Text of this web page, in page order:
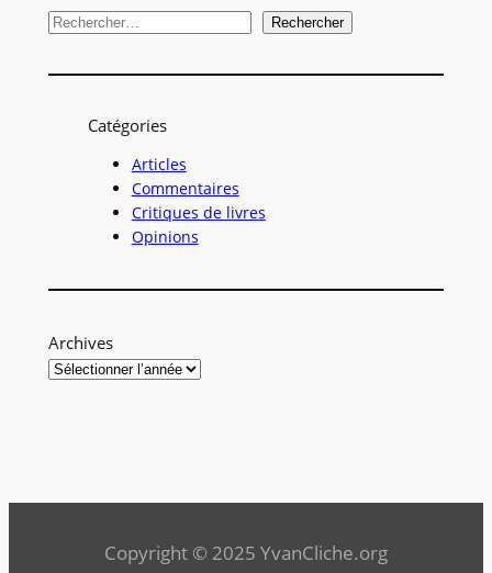
R
c
Rechercher
Catégories
Articles
Commentaires
Critiques de livres
Opinions
Archives
Copyright © 2025 YvanCliche.org